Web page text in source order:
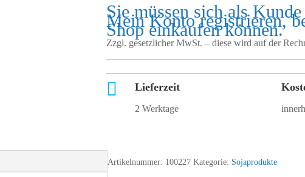
Sie müssen sich als
Mein Kontoregistrieren,
Shop einkaufen können.
Zzgl. gesetzlicher MwSt. – diese wird auf der
 Lieferzeit
2 Werktage
Artikelnummer: 100227 Kategorie: Sojaprodukte